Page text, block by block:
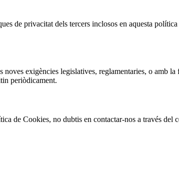
de privacitat dels tercers inclosos en aquesta
exigències legislatives, reglamentaries, o amb
periòdicament.
de Cookies, no dubtis en contactar-nos a través del